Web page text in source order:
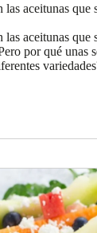
las aceitunas que
las aceitunas que
por qué unas